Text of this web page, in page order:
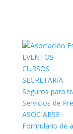
EVENTOS
CURSOS
SECRETARÍA
Seguros para
Servicios de
ASOCIARSE
Formulario de